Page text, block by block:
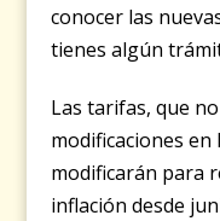
conocer las
tienes algún
Las tarifas, que
modificaciones
modificarán para
inflación desde